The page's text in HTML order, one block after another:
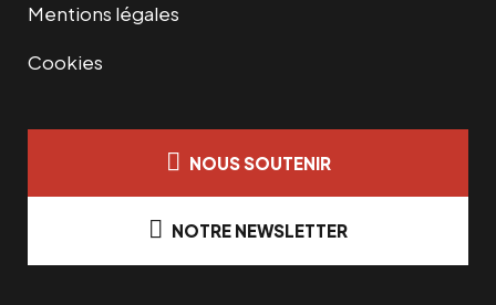
Mentions légales
Cookies
NOUS SOUTENIR
NOTRE NEWSLETTER